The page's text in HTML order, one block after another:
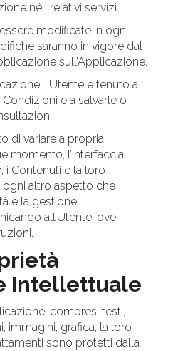
né i relativi servizi.
modificate in ogni
saranno in vigore dal
sull’Applicazione.
l’Utente è tenuto a
e a salvarle o
di variare a propria
momento, l’interfaccia
i Contenuti e la loro
altro aspetto che
e la gestione
all’Utente, ove
Intellettuale
compresi testi,
immagini, grafica, la loro
sono protetti dalla